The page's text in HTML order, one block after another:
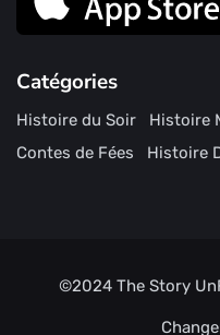
Catégories
Histoire du Soir Histoire
Contes de Fées
Histoire
©2024 The Story